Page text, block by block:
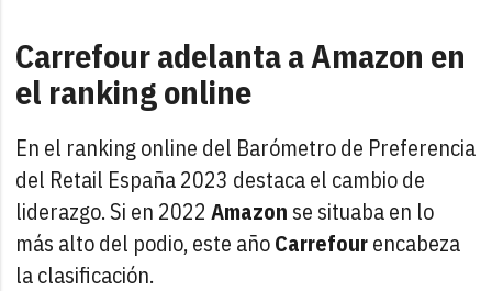
Carrefour adelanta a Amazon en
el ranking online
En el ranking online del Barómetro de Preferencia
del Retail España 2023 destaca el cambio de
liderazgo. Si en 2022Amazon se situaba en lo
más alto del podio, este añoCarrefourencabeza
la clasificación.